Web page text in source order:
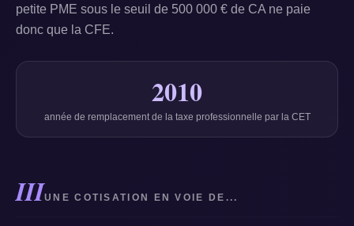
petite PME sous le seuil de 500 000 € de CA ne paie
donc que la CFE.
2010
année de remplacement de la taxe professionnelle par la CET
IIIUNE COTISATION EN VOIE DE...